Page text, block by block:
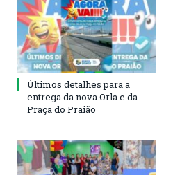
Últimos detalhes para a
entrega da nova Orla e da
Praça do Praião